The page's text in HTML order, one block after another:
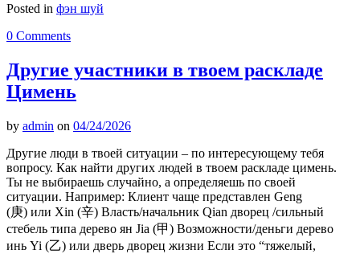
Posted in фэн шуй
0 Comments
Другие участники в твоем раскладе
Цимень
by admin on 04/24/2026
Другие люди в твоей ситуации – по интересующему тебя
вопросу. Как найти других людей в твоем раскладе цимень.
Ты не выбираешь случайно, а определяешь по своей
ситуации. Например: Клиент чаще представлен Geng
(庚) или Xin (辛) Власть/начальник Qian дворец /сильный
стебель типа дерево ян Jia (甲) Возможности/деньги дерево
инь Yi (乙) или дверь дворец жизни Если это “тяжелый,